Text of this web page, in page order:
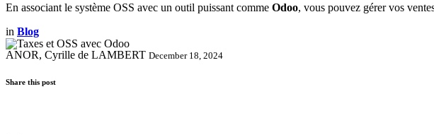
En associant le système OSS avec un outil puissant comme Odoo, vous pouvez gérer vos
in Blog
ANOR, Cyrille de LAMBERT December 18, 2024
Share this post